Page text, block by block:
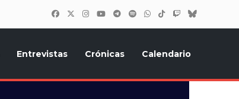
Entrevistas Crónicas Calendario